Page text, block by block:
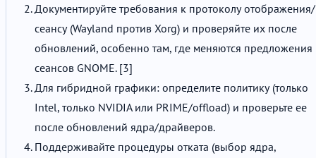
Документируйте требования к протоколу отображения/
сеансу (Wayland против Xorg) и проверяйте их после
обновлений, особенно там, где меняются предложения
сеансов GNOME. [3]
Для гибридной графики: определите политику (только
Intel, только NVIDIA или PRIME/offload) и проверьте ее
после обновлений ядра/драйверов.
Поддерживайте процедуры отката (выбор ядра,